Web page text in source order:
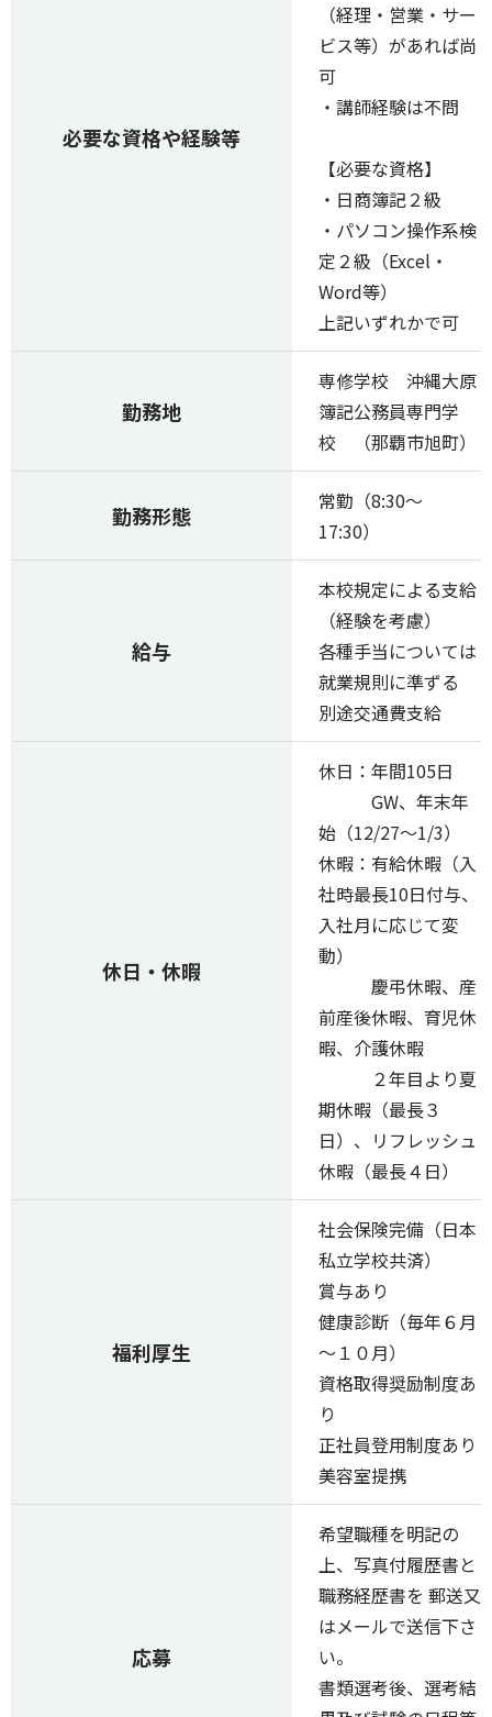
必要な資格や経験等
（経理・営業・サー
ビス等）があれば尚
可
・講師経験は不問
【必要な資格】
・日商簿記２級
・パソコン操作系検
定２級（Excel・
Word等）
上記いずれかで可
勤務地
専修学校 沖縄大原
簿記公務員専門学
校 （那覇市旭町）
勤務形態
常勤（8:30～
17:30）
給与
本校規定による支給
（経験を考慮）
各種手当については
就業規則に準ずる
別途交通費支給
休日・休暇
休日：年間105日
GW、年末年
始（12/27～1/3）
休暇：有給休暇（入
社時最長10日付与、
入社月に応じて変
動）
慶弔休暇、産
前産後休暇、育児休
暇、介護休暇
２年目より夏
期休暇（最長３
日）、リフレッシュ
休暇（最長４日）
福利厚生
社会保険完備（日本
私立学校共済）
賞与あり
健康診断（毎年６月
～１０月）
資格取得奨励制度あ
り
正社員登用制度あり
美容室提携
応募
希望職種を明記の
上、写真付履歴書と
職務経歴書を 郵送又
はメールで送信下さ
い。
書類選考後、選考結